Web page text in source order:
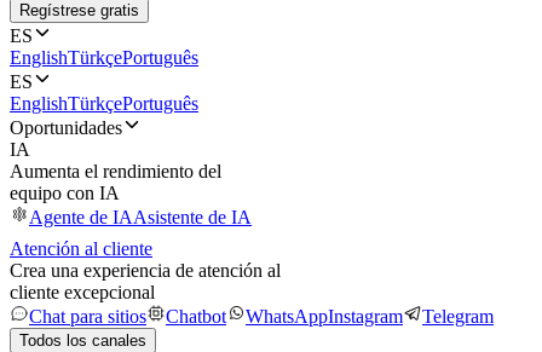
Regístrese gratis
ES
EnglishTürkçePortuguês
ES
EnglishTürkçePortuguês
Oportunidades
IA
Aumenta el rendimiento del
equipo con IA
Agente de IAAsistente de IA
Atención al cliente
Crea una experiencia de atención al
cliente excepcional
Chat para sitios
Chatbot WhatsAppInstagram Telegram
Todos los canales